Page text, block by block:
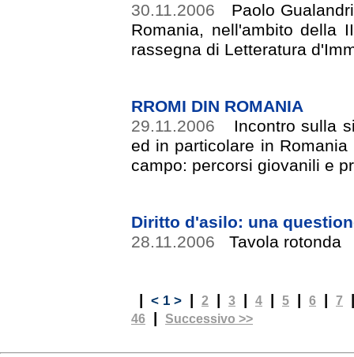
30.11.2006
Paolo
Romania, nell'ambito della
rassegna di Letteratura
RROMI DIN ROMANIA
29.11.2006
Incontro sulla
ed in particolare in Romania
campo: percorsi giovanili e
Diritto d'asilo: una
28.11.2006
Tavola rotonda
< 1 > 2 3 4 5 6 7
46 Successivo >>